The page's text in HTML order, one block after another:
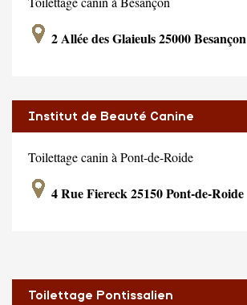
2 Allée des Glaieuls 25000 Besançon
Institut de Beauté Canine
Toilettage canin à Pont-de-Roide
4 Rue Fiereck 25150 Pont-de-Roide
Toilettage Pontissalien